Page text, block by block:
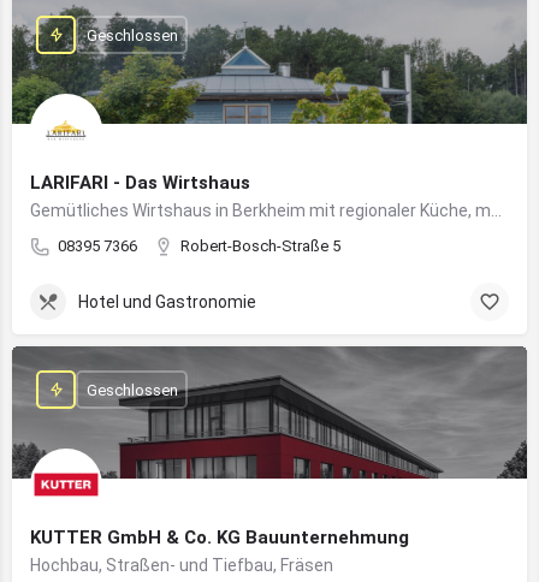
LARIFARI - Das Wirtshaus
08395 7366 Robert-Bosch-Straße 5
Geschlossen
Hotel und Gastronomie
KUTTER GmbH & Co. KG Bauunternehmung
Hochbau, Straßen- und Tiefbau, Fräsen
Geschlossen